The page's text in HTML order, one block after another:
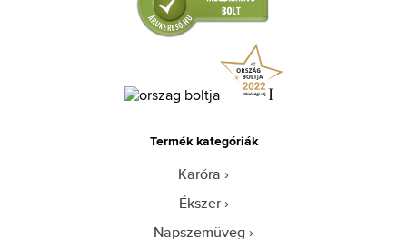
Termék kategóriák
Karóra
Ékszer
Napszemüveg